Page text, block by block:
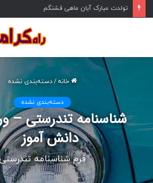
تولدت مبارک آبان ماهی قشنگم
خانه /دسته‌بندی نشده
دسته‌بندی نشده
شناسنامه تندرستی –
دانش آموز
فرم شناسنامه